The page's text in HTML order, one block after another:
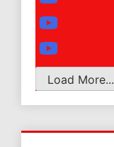
Load More...